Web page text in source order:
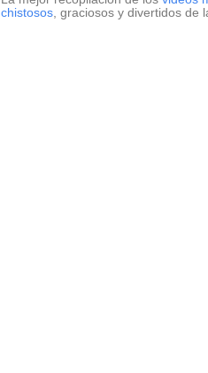
chistosos, graciosos y divertidos de